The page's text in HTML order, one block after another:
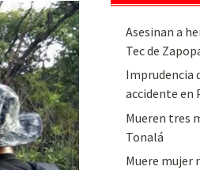
Asesinan a
Tec de
Imprudencia
accidente en
Mueren tres
Tonalá
Muere mujer